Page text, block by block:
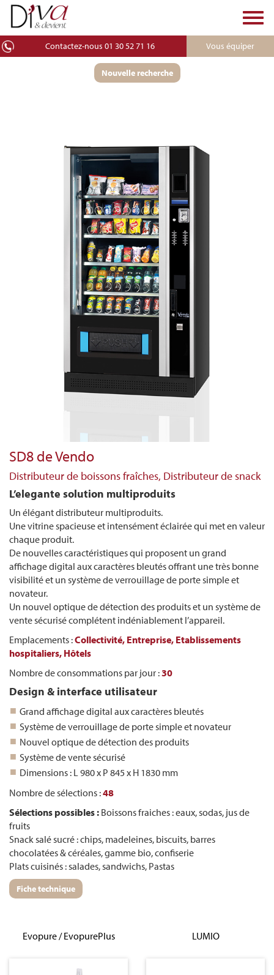
Contactez-nous 01 30 52 71 16 Vous équiper
Nouvelle recherche
SD8 de Vendo
Distributeur de boissons fraîches, Distributeur de snack
L’elegante solution multiproduits
Un élégant distributeur multiproduits.
Une vitrine spacieuse et intensément éclairée qui met en valeur
chaque produit.
De nouvelles caractéristiques qui proposent un grand
affichage digital aux caractères bleutés offrant une très bonne
visibilité et un système de verrouillage de porte simple et
novateur.
Un nouvel optique de détection des produits et un système de
vente sécurisé complétent indéniablement l’appareil.
Emplacements :Collectivité, Entreprise, Etablissements
hospitaliers, Hôtels
Nombre de consommations par jour :30
Design & interface utilisateur
Grand affichage digital aux caractères bleutés
Système de verrouillage de porte simple et novateur
Nouvel optique de détection des produits
Système de vente sécurisé
Dimensions : L 980 x P 845 x H 1830 mm
Nombre de sélections :48
Sélections possibles : Boissons fraiches : eaux, sodas, jus de
fruits
Snack salé sucré : chips, madeleines, biscuits, barres
chocolatées & céréales, gamme bio, confiserie
Plats cuisinés : salades, sandwichs, Pastas
Fiche technique
Evopure / EvopurePlus LUMIO